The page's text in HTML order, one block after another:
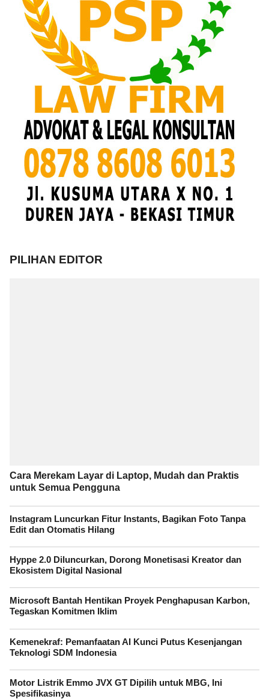
PILIHAN EDITOR
Cara Merekam Layar di Laptop, Mudah dan Praktis
untuk Semua Pengguna
Instagram Luncurkan Fitur Instants, Bagikan Foto Tanpa
Edit dan Otomatis Hilang
Hyppe 2.0 Diluncurkan, Dorong Monetisasi Kreator dan
Ekosistem Digital Nasional
Microsoft Bantah Hentikan Proyek Penghapusan Karbon,
Tegaskan Komitmen Iklim
Kemenekraf: Pemanfaatan AI Kunci Putus Kesenjangan
Teknologi SDM Indonesia
Motor Listrik Emmo JVX GT Dipilih untuk MBG, Ini
Spesifikasinya